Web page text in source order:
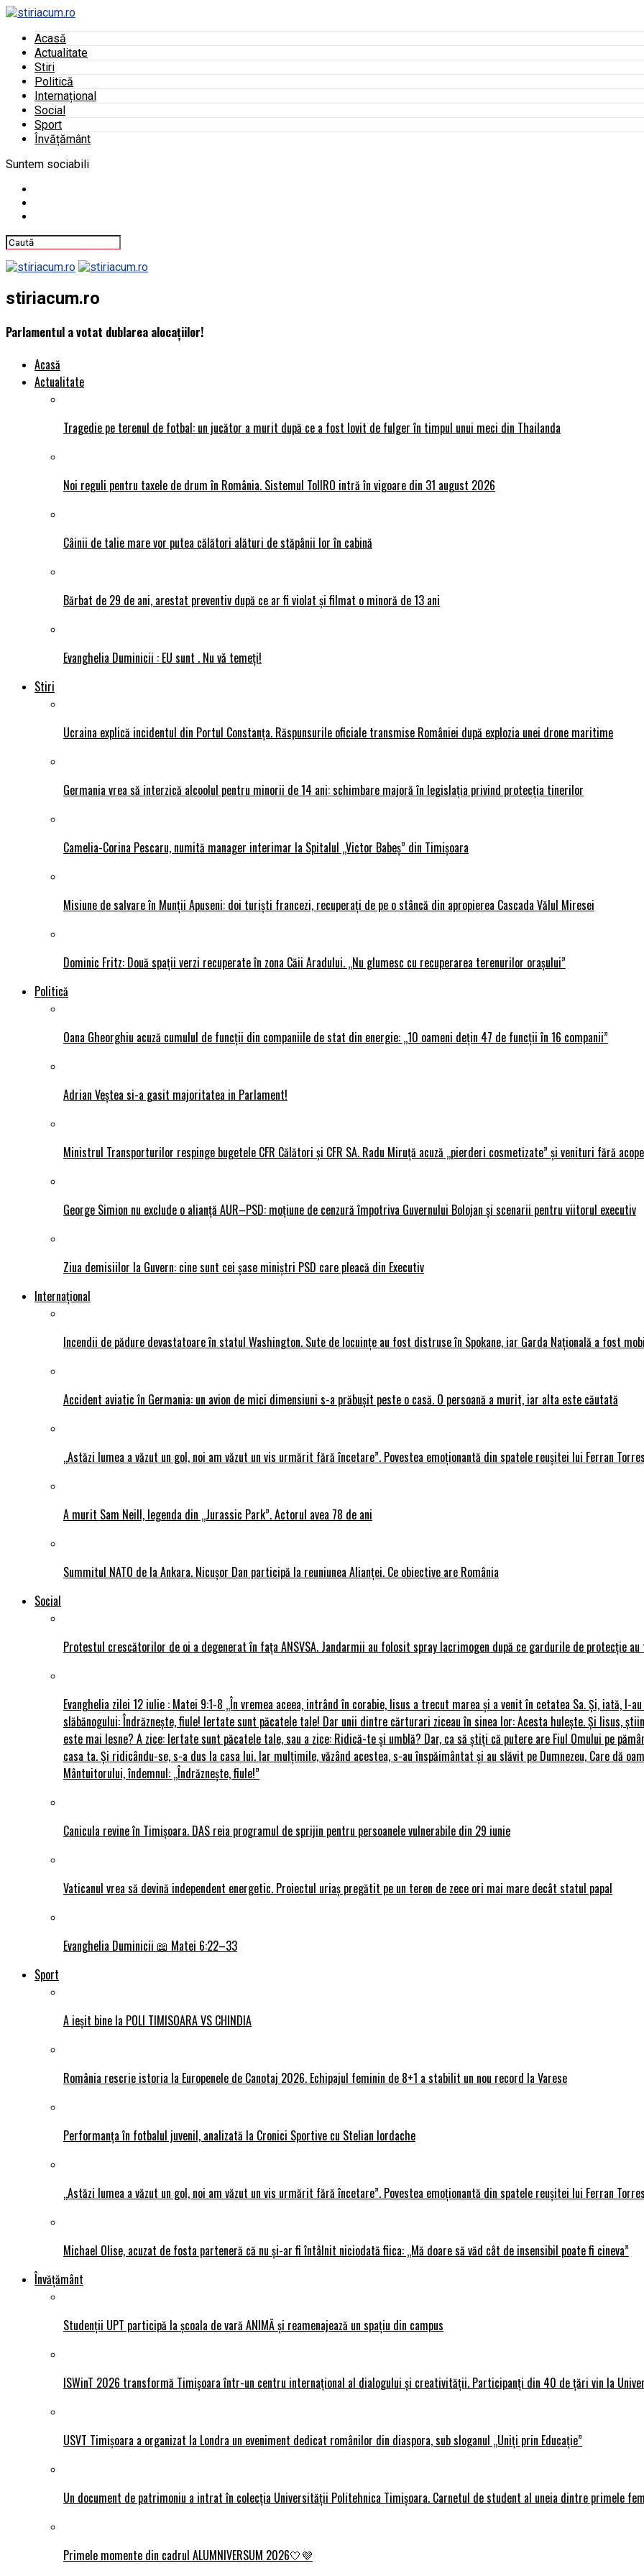
Acasă
Actualitate
Stiri
Politică
Internațional
Social
Sport
Învățământ
Suntem sociabili
stiriacum.ro
Parlamentul a votat dublarea alocațiilor!
Acasă
Actualitate
Tragedie pe terenul de fotbal: un jucător a murit după ce a fost lovit de fulger în timpul unui meci din Thailanda
Noi reguli pentru taxele de drum în România. Sistemul TollRO intră în vigoare din 31 august 2026
Câinii de talie mare vor putea călători alături de stăpânii lor în cabină
Bărbat de 29 de ani, arestat preventiv după ce ar fi violat și filmat o minoră de 13 ani
Evanghelia Duminicii : EU sunt . Nu vǎ temeți!
Stiri
Ucraina explică incidentul din Portul Constanța. Răspunsurile oficiale transmise României după explozia unei drone maritime
Germania vrea să interzică alcoolul pentru minorii de 14 ani: schimbare majoră în legislația privind protecția tinerilor
Camelia-Corina Pescaru, numită manager interimar la Spitalul „Victor Babeș” din Timișoara
Misiune de salvare în Munții Apuseni: doi turiști francezi, recuperați de pe o stâncă din apropierea Cascada Vălul Miresei
Dominic Fritz: Două spații verzi recuperate în zona Căii Aradului. „Nu glumesc cu recuperarea terenurilor orașului”
Politică
Oana Gheorghiu acuză cumulul de funcții din companiile de stat din energie: „10 oameni dețin 47 de funcții în 16 companii”
Adrian Veștea si-a gasit majoritatea in Parlament!
Ministrul Transporturilor respinge bugetele CFR Călători și CFR SA. Radu Miruță acuză „pierderi cosmetizate” și venituri fără
George Simion nu exclude o alianță AUR–PSD: moțiune de cenzură împotriva Guvernului Bolojan și scenarii pentru viitorul executiv
Ziua demisiilor la Guvern: cine sunt cei șase miniștri PSD care pleacă din Executiv
Internațional
Incendii de pădure devastatoare în statul Washington. Sute de locuințe au fost distruse în Spokane, iar Garda Națională a fost
Accident aviatic în Germania: un avion de mici dimensiuni s-a prăbușit peste o casă. O persoană a murit, iar alta este căutată
„Astăzi lumea a văzut un gol, noi am văzut un vis urmărit fără încetare”. Povestea emoționantă din spatele reușitei lui Ferran
A murit Sam Neill, legenda din „Jurassic Park”. Actorul avea 78 de ani
Summitul NATO de la Ankara. Nicușor Dan participă la reuniunea Alianței. Ce obiective are România
Social
Protestul crescătorilor de oi a degenerat în fața ANSVSA. Jandarmii au folosit spray lacrimogen după ce gardurile de protecție
Evanghelia zilei 12 iulie : Matei 9:1-8 „În vremea aceea, intrând în corabie, Iisus a trecut marea și a venit în cetatea Sa. Și, iată, I-
slăbănogului: Îndrăznește, fiule! Iertate sunt păcatele tale! Dar unii dintre cărturari ziceau în sinea lor: Acesta hulește. Și Iisus,
este mai lesne? A zice: Iertate sunt păcatele tale, sau a zice: Ridică-te și umblă? Dar, ca să știți că putere are Fiul Omului pe
casa ta. Și ridicându-se, s-a dus la casa lui. Iar mulțimile, văzând acestea, s-au înspăimântat și au slăvit pe Dumnezeu, Care dă
Mântuitorului, îndemnul: „Îndrăznește, fiule!”
Canicula revine în Timișoara. DAS reia programul de sprijin pentru persoanele vulnerabile din 29 iunie
Vaticanul vrea să devină independent energetic. Proiectul uriaș pregătit pe un teren de zece ori mai mare decât statul papal
Evanghelia Duminicii 📖 Matei 6:22–33
Sport
A ieșit bine la POLI TIMISOARA VS CHINDIA
România rescrie istoria la Europenele de Canotaj 2026. Echipajul feminin de 8+1 a stabilit un nou record la Varese
Performanța în fotbalul juvenil, analizată la Cronici Sportive cu Stelian Iordache
„Astăzi lumea a văzut un gol, noi am văzut un vis urmărit fără încetare”. Povestea emoționantă din spatele reușitei lui Ferran
Michael Olise, acuzat de fosta parteneră că nu și-ar fi întâlnit niciodată fiica: „Mă doare să văd cât de insensibil poate fi cineva”
Învățământ
Studenții UPT participă la școala de vară ANIMĂ și reamenajează un spațiu din campus
ISWinT 2026 transformă Timișoara într-un centru internațional al dialogului și creativității. Participanți din 40 de țări vin la
USVT Timișoara a organizat la Londra un eveniment dedicat românilor din diaspora, sub sloganul „Uniți prin Educație”
Un document de patrimoniu a intrat în colecția Universității Politehnica Timișoara. Carnetul de student al uneia dintre primele
Primele momente din cadrul ALUMNIVERSUM 2026🤍💜